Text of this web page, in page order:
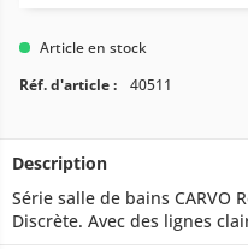
Article en stock
Réf. d'article :
40511
Description
Série salle de bains CARVO
Discrète. Avec des lignes